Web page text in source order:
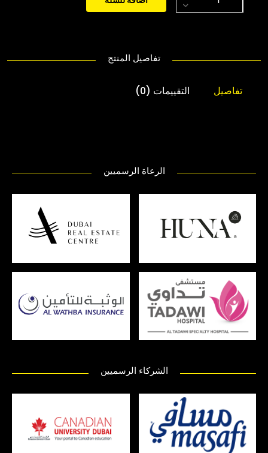
تفاصيل المنتج
تفاصيل التقييمات (0)
الرعاة الرسميين
الشركاء الرسميين